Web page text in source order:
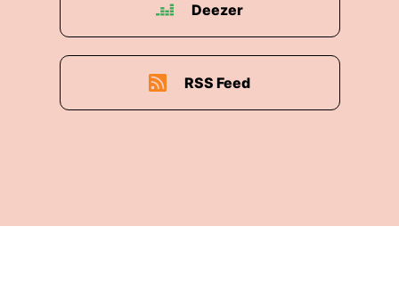
Deezer
RSS Feed